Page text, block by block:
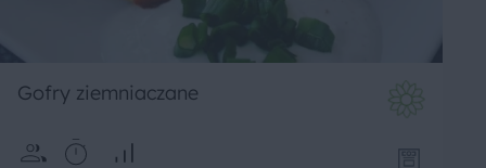
Gofry ziemniaczane